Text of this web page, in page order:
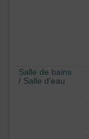
Salle de bains
/ Salle d'eau